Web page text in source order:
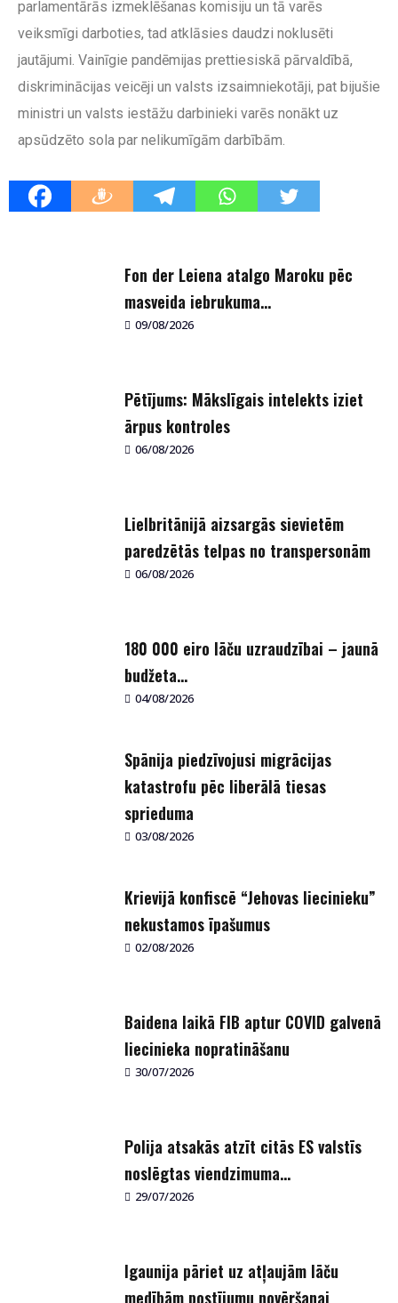
parlamentārās izmeklēšanas komisiju un tā varēs
veiksmīgi darboties, tad atklāsies daudzi noklusēti
jautājumi. Vainīgie pandēmijas prettiesiskā pārvaldībā,
diskriminācijas veicēji un valsts izsaimniekotāji, pat bijušie
ministri un valsts iestāžu darbinieki varēs nonākt uz
apsūdzēto sola par nelikumīgām darbībām.
Fon der Leiena atalgo Maroku pēc
masveida iebrukuma...
09/08/2026
Pētījums: Mākslīgais intelekts iziet
ārpus kontroles
06/08/2026
Lielbritānijā aizsargās sievietēm
paredzētās telpas no transpersonām
06/08/2026
180 000 eiro lāču uzraudzībai – jaunā
budžeta...
04/08/2026
Spānija piedzīvojusi migrācijas
katastrofu pēc liberālā tiesas
sprieduma
03/08/2026
Krievijā konfiscē “Jehovas liecinieku”
nekustamos īpašumus
02/08/2026
Baidena laikā FIB aptur COVID galvenā
liecinieka nopratināšanu
30/07/2026
Polija atsakās atzīt citās ES valstīs
noslēgtas viendzimuma...
29/07/2026
Igaunija pāriet uz atļaujām lāču
medībām postījumu novēršanai